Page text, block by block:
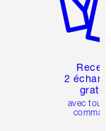
2
avec